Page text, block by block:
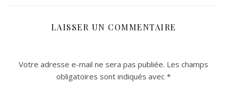
sur Instagram
sur Instagram
LAISSER UN COMMENTAIRE
Votre adresse e-mail ne sera pas publiée. Les champs
obligatoires sont indiqués avec *